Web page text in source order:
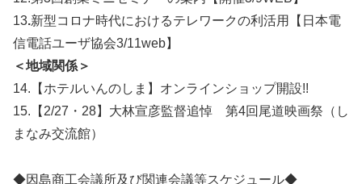
13.新型コロナ時代におけるテレワークの利活用【日本電
信電話ユーザ協会3/11web】
＜地域関係＞
14.【ホテルいんのしま】オンラインショップ開設!!
15.【2/27・28】大林宣彦監督追悼 第4回尾道映画祭（し
まなみ交流館）
◆因島商工会議所及び関連会議等スケジュール◆